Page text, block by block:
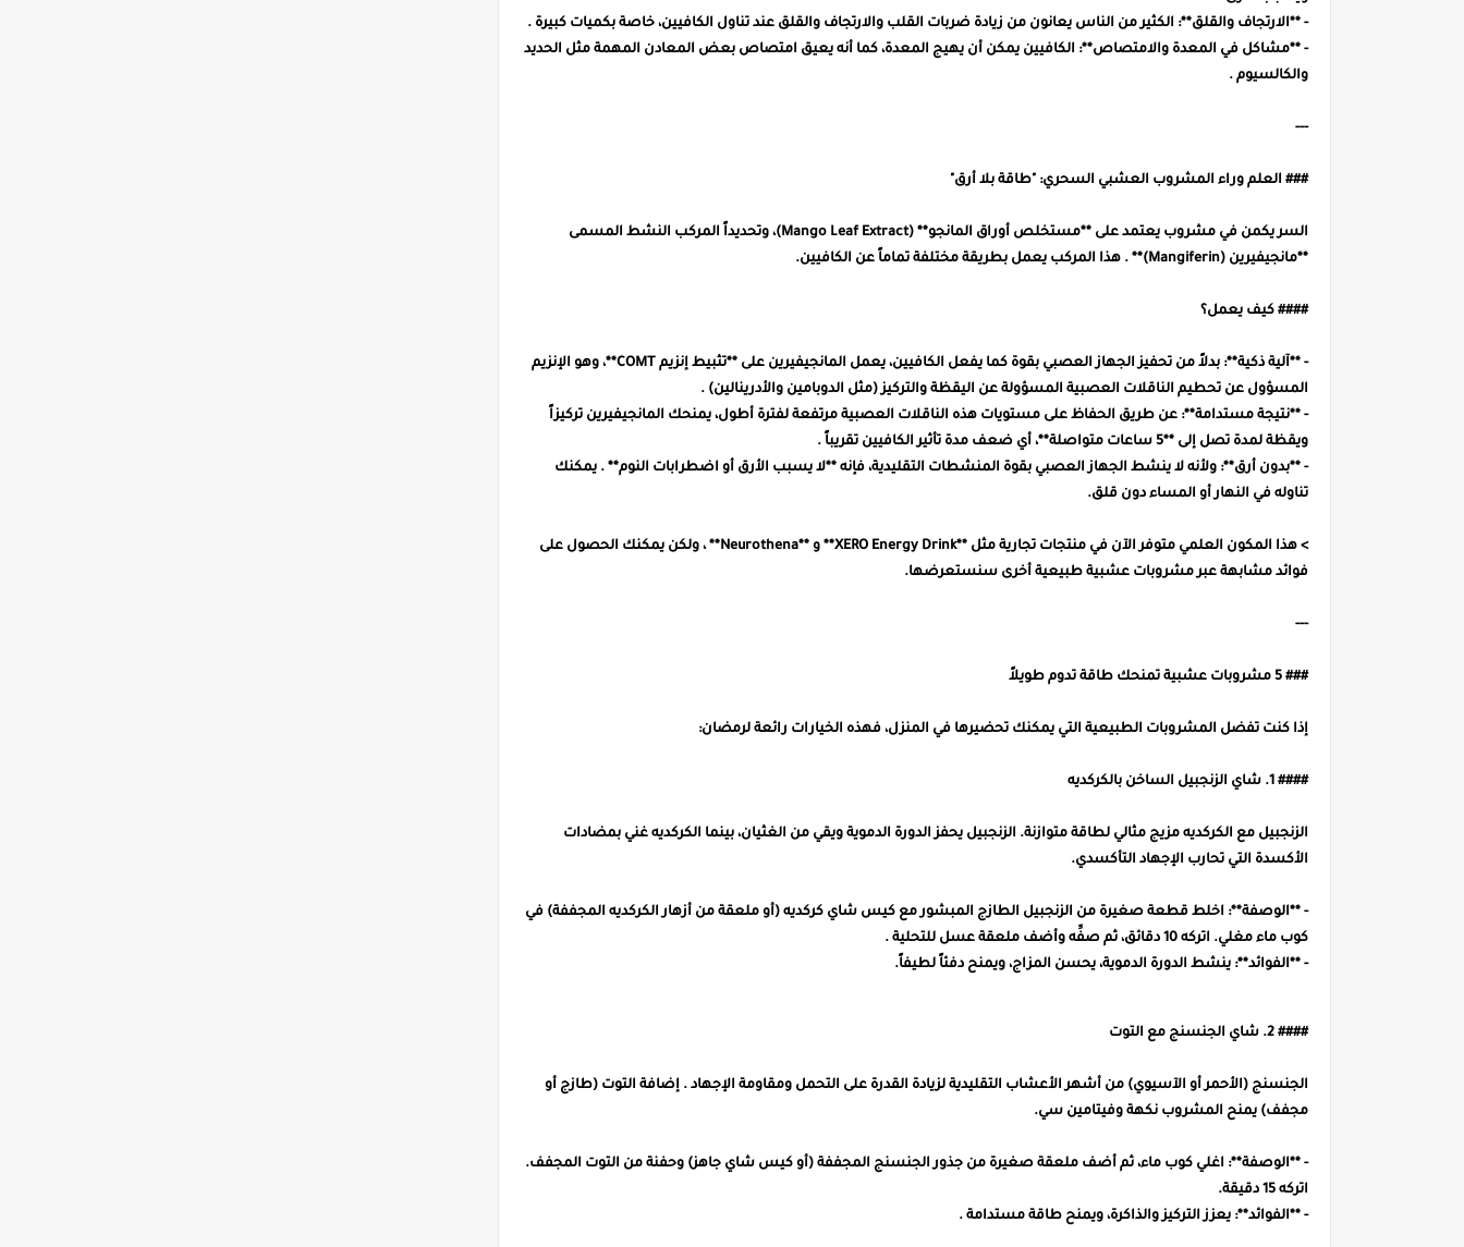
- **الارتجاف والقلق**: الكثير من الناس يعانون من زيادة ضربات القلب والارتجاف والقلق عند تناول الكافيين، خاصة بكميات كبيرة .
- **مشاكل في المعدة والامتصاص**: الكافيين يمكن أن يهيج المعدة، كما أنه يعيق امتصاص بعض المعادن المهمة مثل الحديد
والكالسيوم .
---
### العلم وراء المشروب العشبي السحري: "طاقة بلا أرق"
السر يكمن في مشروب يعتمد على **مستخلص أوراق المانجو** (Mango Leaf Extract)، وتحديداً المركب النشط المسمى
**مانجيفيرين (Mangiferin)** . هذا المركب يعمل بطريقة مختلفة تماماً عن الكافيين.
#### كيف يعمل؟
- **آلية ذكية**: بدلاً من تحفيز الجهاز العصبي بقوة كما يفعل الكافيين، يعمل المانجيفيرين على **تثبيط إنزيم COMT**، وهو الإنزيم
المسؤول عن تحطيم الناقلات العصبية المسؤولة عن اليقظة والتركيز (مثل الدوبامين والأدرينالين) .
- **نتيجة مستدامة**: عن طريق الحفاظ على مستويات هذه الناقلات العصبية مرتفعة لفترة أطول، يمنحك المانجيفيرين تركيزاً
ويقظة لمدة تصل إلى **5 ساعات متواصلة**، أي ضعف مدة تأثير الكافيين تقريباً .
- **بدون أرق**: ولأنه لا ينشط الجهاز العصبي بقوة المنشطات التقليدية، فإنه **لا يسبب الأرق أو اضطرابات النوم** . يمكنك
تناوله في النهار أو المساء دون قلق.
> هذا المكون العلمي متوفر الآن في منتجات تجارية مثل **XERO Energy Drink** و **Neurothena** ، ولكن يمكنك الحصول على
فوائد مشابهة عبر مشروبات عشبية طبيعية أخرى سنستعرضها.
---
### 5 مشروبات عشبية تمنحك طاقة تدوم طويلاً
إذا كنت تفضل المشروبات الطبيعية التي يمكنك تحضيرها في المنزل، فهذه الخيارات رائعة لرمضان:
#### 1. شاي الزنجبيل الساخن بالكركديه
الزنجبيل مع الكركديه مزيج مثالي لطاقة متوازنة. الزنجبيل يحفز الدورة الدموية ويقي من الغثيان، بينما الكركديه غني بمضادات
الأكسدة التي تحارب الإجهاد التأكسدي.
- **الوصفة**: اخلط قطعة صغيرة من الزنجبيل الطازج المبشور مع كيس شاي كركديه (أو ملعقة من أزهار الكركديه المجففة) في
كوب ماء مغلي. اتركه 10 دقائق، ثم صفِّه وأضف ملعقة عسل للتحلية .
- **الفوائد**: ينشط الدورة الدموية، يحسن المزاج، ويمنح دفئاً لطيفاً.
#### 2. شاي الجنسنج مع التوت
الجنسنج (الأحمر أو الآسيوي) من أشهر الأعشاب التقليدية لزيادة القدرة على التحمل ومقاومة الإجهاد . إضافة التوت (طازج أو
مجفف) يمنح المشروب نكهة وفيتامين سي.
- **الوصفة**: اغلي كوب ماء، ثم أضف ملعقة صغيرة من جذور الجنسنج المجففة (أو كيس شاي جاهز) وحفنة من التوت المجفف.
اتركه 15 دقيقة.
- **الفوائد**: يعزز التركيز والذاكرة، ويمنح طاقة مستدامة .